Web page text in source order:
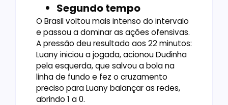
Segundo tempo
O Brasil voltou mais intenso do intervalo
e passou a dominar as ações ofensivas.
A pressão deu resultado aos 22 minutos:
Luany iniciou a jogada, acionou Dudinha
pela esquerda, que salvou a bola na
linha de fundo e fez o cruzamento
preciso para Luany balançar as redes,
abrindo 1 a 0.